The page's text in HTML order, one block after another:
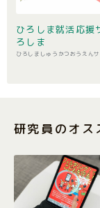
ひろしま就活応援
ろしま
ひろしましゅうかつおうえん
研究員のオス